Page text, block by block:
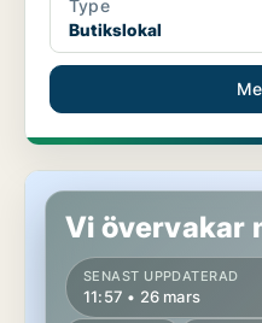
Type
Butikslokal
Butikslokal i Härnösand
Vi övervakar
SENAST UPPDATERAD
11:57 • 26 mars